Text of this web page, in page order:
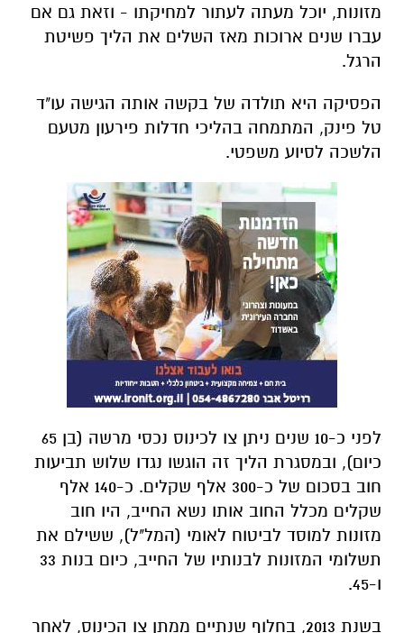
מזונות, יוכל מעתה לעתור למחיקתו - וזאת גם אם
עברו שנים ארוכות מאז השלים את הליך פשיטת
הרגל.
הפסיקה היא תולדה של בקשה אותה הגישה עו"ד
טל פינק, המתמחה בהליכי חדלות פירעון מטעם
הלשכה לסיוע משפטי.
לפני כ-10 שנים ניתן צו לכינוס נכסי מרשה (בן 65
כיום), ובמסגרת הליך זה הוגשו נגדו שלוש תביעות
חוב בסכום של כ-300 אלף שקלים. כ-140 אלף
שקלים מכלל החוב אותו נשא החייב, היו חוב
מזונות למוסד לביטוח לאומי (המל"ל), ששילם את
תשלומי המזונות לבנותיו של החייב, כיום בנות 33
ו-45.
בשנת 2013, בחלוף שנתיים ממתן צו הכינוס, לאחר